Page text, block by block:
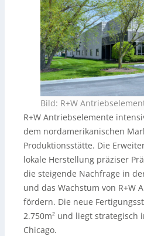
Bild: R+W
R+W Antriebselemente
dem nordamerikanischen
Produktionsstätte. Die
lokale Herstellung präziser
die steigende Nachfrage in
und das Wachstum von R+W
fördern. Die neue
2.750m² und liegt strategisch
Chicago.